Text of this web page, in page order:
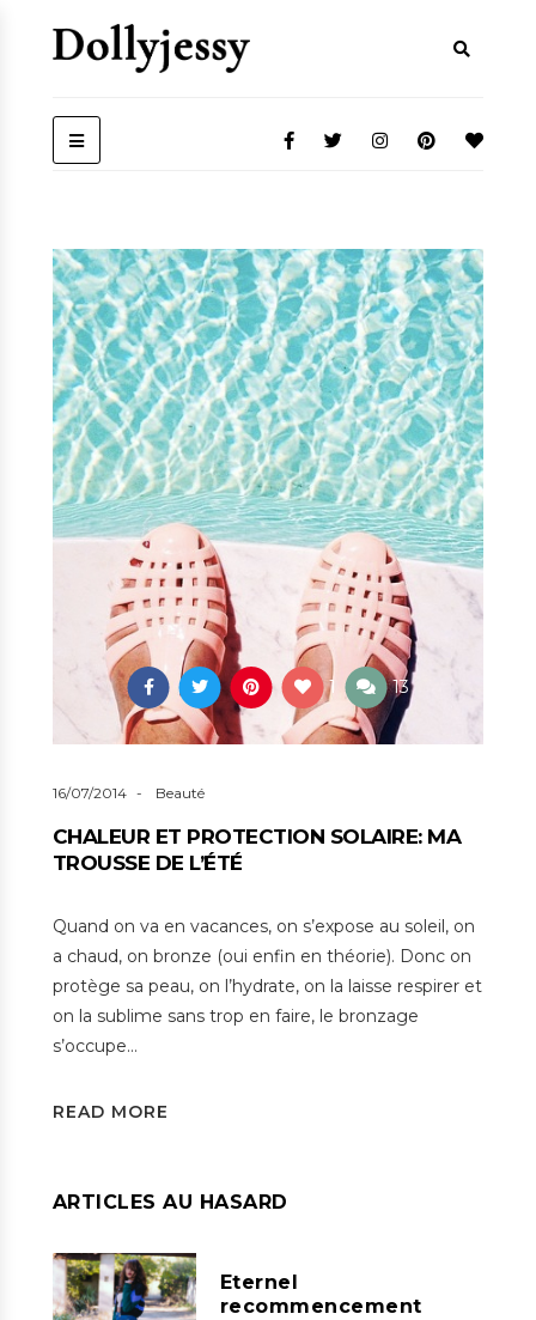
1 13
16/07/2014 Beauté
CHALEUR ET PROTECTION SOLAIRE: MA
TROUSSE DE L’ÉTÉ
Quand on va en vacances, on s’expose au soleil, on
a chaud, on bronze (oui enfin en théorie). Donc on
protège sa peau, on l’hydrate, on la laisse respirer et
on la sublime sans trop en faire, le bronzage
s’occupe…
READ MORE
ARTICLES AU HASARD
Eternel
recommencement